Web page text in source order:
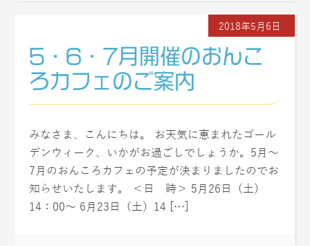
2018年5月6日
5・6・7月開催のおんこ
ろカフェのご案内
みなさま、こんにちは。 お天気に恵まれたゴール
デンウィーク、いかがお過ごしでしょうか。5月～
7月のおんころカフェの予定が決まりましたのでお
知らせいたします。 ＜日 時＞ 5月26日（土）
14：00～ 6月23日（土）14 […]